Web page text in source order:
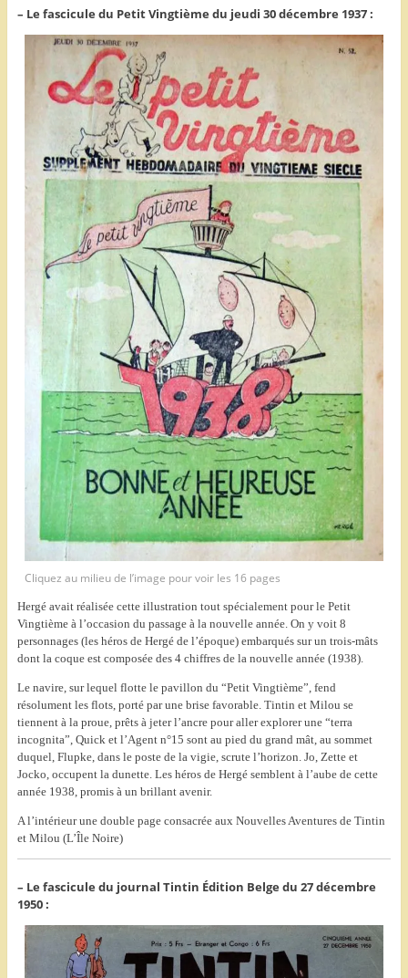
– Le fascicule du Petit Vingtième du jeudi 30 décembre 1937 :
Cliquez au milieu de l’image pour voir les 16 pages
Hergé avait réalisée cette illustration tout spécialement pour le Petit
Vingtième à l’occasion du passage à la nouvelle année. On y voit 8
personnages (les héros de Hergé de l’époque) embarqués sur un trois-mâts
dont la coque est composée des 4 chiffres de la nouvelle année (1938).
Le navire, sur lequel flotte le pavillon du “Petit Vingtième”, fend
résolument les flots, porté par une brise favorable. Tintin et Milou se
tiennent à la proue, prêts à jeter l’ancre pour aller explorer une “terra
incognita”, Quick et l’Agent n°15 sont au pied du grand mât, au sommet
duquel, Flupke, dans le poste de la vigie, scrute l’horizon. Jo, Zette et
Jocko, occupent la dunette. Les héros de Hergé semblent à l’aube de cette
année 1938, promis à un brillant avenir.
A l’intérieur une double page consacrée aux Nouvelles Aventures de Tintin
et Milou (L’Île Noire)
– Le fascicule du journal Tintin Édition Belge du 27 décembre
1950 :